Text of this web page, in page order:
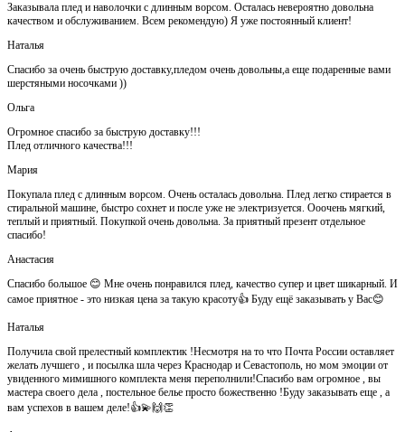
Заказывала плед и наволочки с длинным ворсом. Осталась невероятно довольна
качеством и обслуживанием. Всем рекомендую) Я уже постоянный клиент!
Наталья
Спасибо за очень быструю доставку,пледом очень довольны,а еще подаренные вами
шерстяными носочками ))
Ольга
Огромное спасибо за быструю доставку!!!
Плед отличного качества!!!
Мария
Покупала плед с длинным ворсом. Очень осталась довольна. Плед легко стирается в
стиральной машине, быстро сохнет и после уже не электризуется. Ооочень мягкий,
теплый и приятный. Покупкой очень довольна. За приятный презент отдельное
спасибо!
Анастасия
Спасибо большое 😊 Мне очень понравился плед, качество супер и цвет шикарный. И
самое приятное - это низкая цена за такую красоту👍 Буду ещё заказывать у Вас😊
Наталья
Получила свой прелестный комплектик !Несмотря на то что Почта России оставляет
желать лучшего , и посылка шла через Краснодар и Севастополь, но мом эмоции от
увиденного мимишного комплекта меня переполнили!Спасибо вам огромное , вы
мастера своего дела , постельное белье просто божественно !Буду заказывать еще , а
вам успехов в вашем деле!👍💫🙌👏